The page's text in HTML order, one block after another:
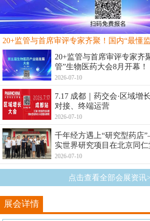
20+监管与首席审评专家齐
管”生物医药大会8月开幕！
2026-07-10
7.17 成都｜药交会·区域增
对接、终端运营
2026-07-10
千年经方遇上“研究型药
实世界研究项目在北京同
2026-07-10
点击查看全部会展资讯>
展会详情